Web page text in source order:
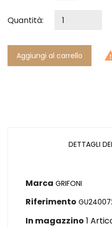
Quantità:
Aggiungi al carrello
DETTAGLI
Marca GRIFONI
Riferimento
In magazzino 1